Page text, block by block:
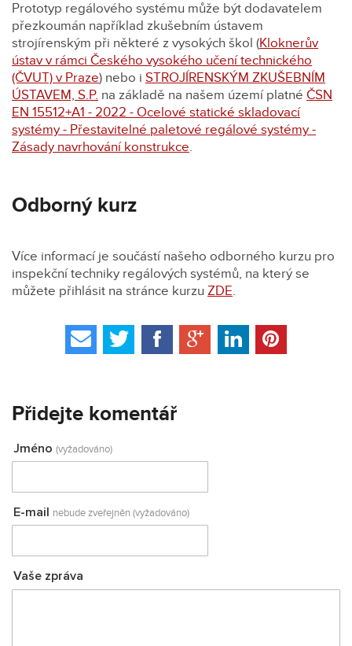
Prototyp regálového systému může být dodavatelem
přezkoumán například zkušebním ústavem
strojírenským při některé z vysokých škol (Kloknerův
ústav v rámci Českého vysokého učení technického
(ČVUT) v Praze) nebo i STROJÍRENSKÝM ZKUŠEBNÍM
ÚSTAVEM, S.P. na základě na našem území platné ČSN
EN 15512+A1 - 2022 - Ocelové statické skladovací
systémy - Přestavitelné paletové regálové systémy -
Zásady navrhování konstrukce.
Odborný kurz
Více informací je součástí našeho odborného kurzu pro
inspekční techniky regálových systémů, na který se
můžete přihlásit na stránce kurzu ZDE.
Přidejte komentář
Jméno (vyžadováno)
E-mail nebude zveřejněn (vyžadováno)
Vaše zpráva